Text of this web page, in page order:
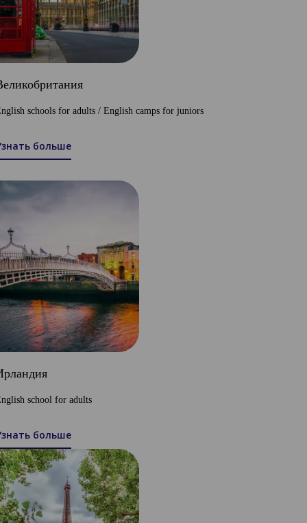
schools for adults / English camps for juniors
больше
school for adults
больше